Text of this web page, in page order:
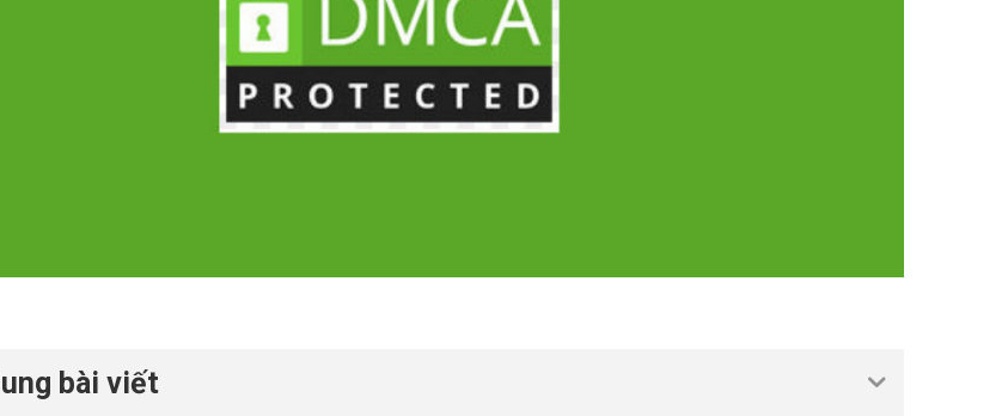
bài viết